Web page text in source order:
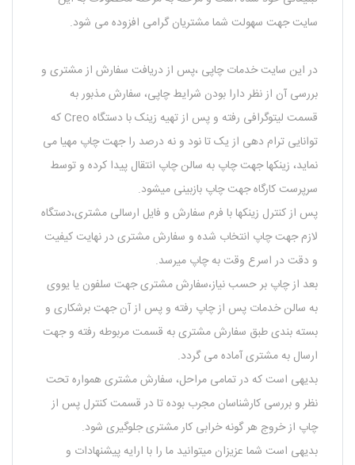
سایت جهت سهولت شما مشتریان گرامی افزوده می شود.
در این سایت خدمات چاپی ،پس از دریافت سفارش از مشتری و
بررسی آن از نظر دارا بودن شرایط چاپی، سفارش مذبور به
قسمت لیتوگرافی رفته و پس از تهیه زینک با دستگاه Creo که
توانایی ترام دهی از یک تا نود و نه درصد را جهت چاپ مهیا می
نماید، زینکها جهت چاپ به سالن چاپ انتقال پیدا کرده و توسط
سرپرست کارگاه جهت چاپ بازبینی میشود.
پس از کنترل زینکها با فرم سفارش و فایل ارسالی مشتری،دستگاه
لازم جهت چاپ انتخاب شده و سفارش مشتری در نهایت کیفیت
و دقت در اسرع وقت به چاپ میرسد.
بعد از چاپ بر حسب نیاز،سفارش مشتری جهت سلفون یا یووی
به سالن خدمات پس از چاپ رفته و پس از آن جهت برشکاری و
بسته بندی طبق سفارش مشتری به قسمت مربوطه رفته و جهت
ارسال به مشتری آماده می گردد.
بدیهی است که در تمامی مراحل، سفارش مشتری همواره تحت
نظر و بررسی کارشناسان مجرب بوده تا در قسمت کنترل پس از
چاپ از خروج هر گونه خرابی کار مشتری جلوگیری شود.
بدیهی است شما عزیزان میتوانید ما را با ارایه پیشنهادات و